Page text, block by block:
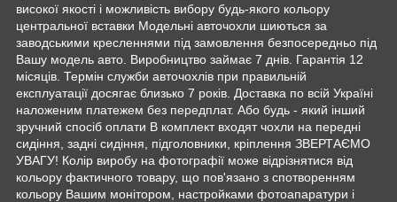
високої якості і можливість вибору будь-якого кольору
центральної вставки Модельні авточохли шиються за
заводськими кресленнями під замовлення безпосередньо під
Вашу модель авто. Виробництво займає 7 днів. Гарантія 12
місяців. Термін служби авточохлів при правильній
експлуатації досягає близько 7 років. Доставка по всій Україні
наложеним платежем без передплат. Або будь - який інший
зручний спосіб оплати В комплект входят чохли на передні
сидіння, задні сидіння, підголовники, кріплення ЗВЕРТАЄМО
УВАГУ! Колір виробу на фотографії може відрізнятися від
кольору фактичного товару, що пов'язано з спотворенням
кольору Вашим монітором, настройками фотоапаратури і